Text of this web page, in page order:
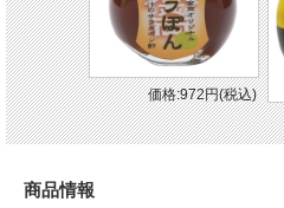
価格:972円(税込)
商品情報